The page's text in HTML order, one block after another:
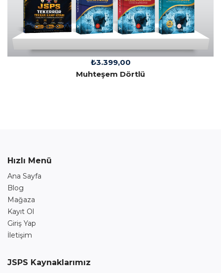
₺3.399,00
Muhteşem Dörtlü
Hızlı Menü
Ana Sayfa
Blog
Mağaza
Kayıt Ol
Giriş Yap
İletişim
JSPS Kaynaklarımız